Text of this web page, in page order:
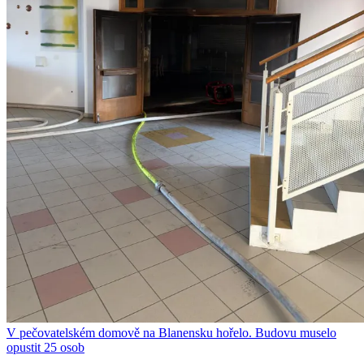
V pečovatelském domově na Blanensku hořelo. Budovu muselo
opustit 25 osob